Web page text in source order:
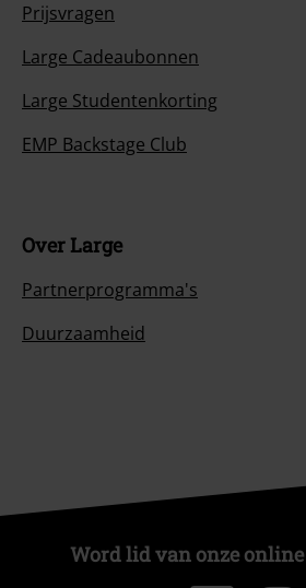
Prijsvragen
Large Cadeaubonnen
Large Studentenkorting
EMP Backstage Club
Over Large
Partnerprogramma's
Duurzaamheid
Word lid van onze